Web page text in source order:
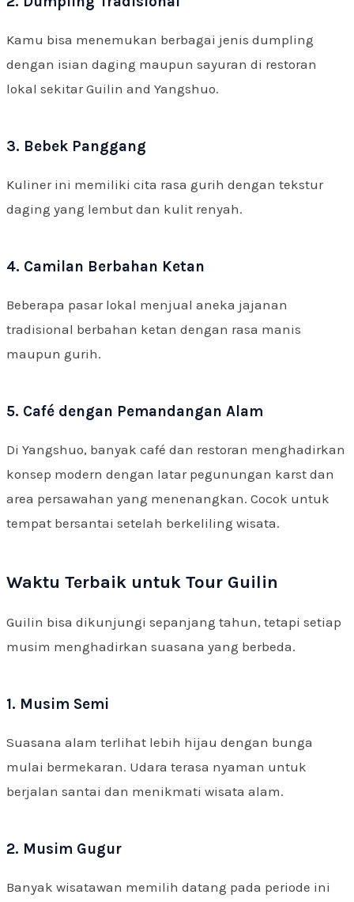
Kamu bisa menemukan berbagai jenis dumpling
dengan isian daging maupun sayuran di restoran
lokal sekitar Guilin and Yangshuo.
3. Bebek Panggang
Kuliner ini memiliki cita rasa gurih dengan tekstur
daging yang lembut dan kulit renyah.
4. Camilan Berbahan Ketan
Beberapa pasar lokal menjual aneka jajanan
tradisional berbahan ketan dengan rasa manis
maupun gurih.
5. Café dengan Pemandangan Alam
Di Yangshuo, banyak café dan restoran menghadirkan
konsep modern dengan latar pegunungan karst dan
area persawahan yang menenangkan. Cocok untuk
tempat bersantai setelah berkeliling wisata.
Waktu Terbaik untuk Tour Guilin
Guilin bisa dikunjungi sepanjang tahun, tetapi setiap
musim menghadirkan suasana yang berbeda.
1. Musim Semi
Suasana alam terlihat lebih hijau dengan bunga
mulai bermekaran. Udara terasa nyaman untuk
berjalan santai dan menikmati wisata alam.
2. Musim Gugur
Banyak wisatawan memilih datang pada periode ini